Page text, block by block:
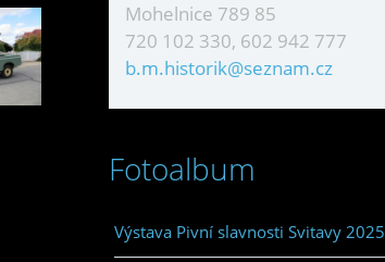
Mohelnice 789 85
720 102 330, 602 942 777
b.m.historik@seznam.cz
Fotoalbum
Výstava Pivní slavnosti Svitavy 2025